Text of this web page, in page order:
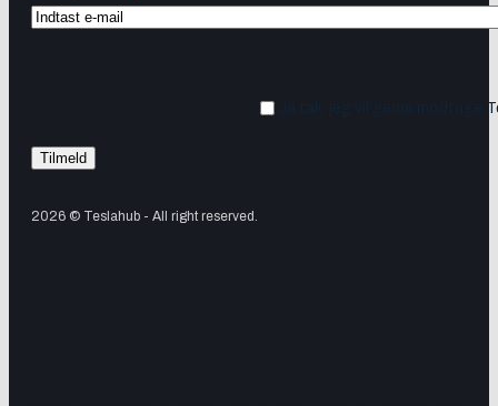
Ja tak, jeg vil gerne modtage
2026 © Teslahub - All right reserved.